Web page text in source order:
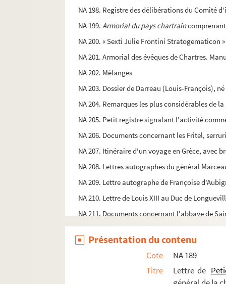
NA 198. Registre des délibérations du
NA 199.Armorial du pays chartrain
NA 200. « Sexti Julie Frontini
NA 201. Armorial des évêques de Chartres.
NA 202. Mélanges
NA 203. Dossier de Darreau (Louis-François),
NA 204. Remarques les plus considérables de
NA 205. Petit registre signalant l'activité
NA 206. Documents concernant les Fritel,
NA 207. Itinéraire d'un voyage en Grèce, avec
NA 208. Lettres autographes du général
NA 209. Lettre autographe de Françoise
NA 210. Lettre de Louis XIII au Duc de
NA 211. Documents concernant l'abbaye de
NA 212. Mélanges
NA 213. Mélanges
NA 214. Recueil d'autographes
NA 215. Journal de Jean Parrault, curé de
Présentation du contenu
Cote
NA 189
Titre
Lettre de